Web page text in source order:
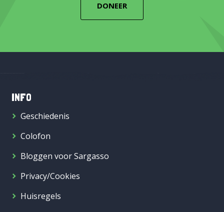
DONEER
INFO
Geschiedenis
Colofon
Bloggen voor Sargasso
Privacy/Cookies
Huisregels